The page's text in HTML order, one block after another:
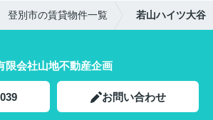
登別市の賃貸物件一覧 若山ハイツ大谷
限会社山地不動産企画
お問い合わせ